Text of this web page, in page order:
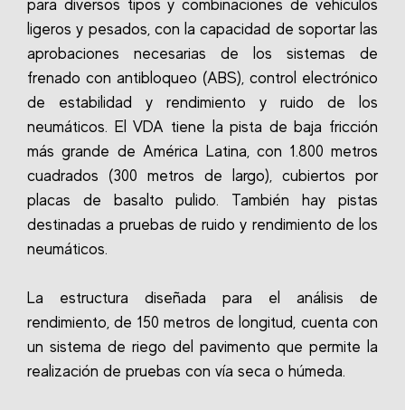
para diversos tipos y combinaciones de vehículos
ligeros y pesados, con la capacidad de soportar las
aprobaciones necesarias de los sistemas de
frenado con antibloqueo (ABS), control electrónico
de estabilidad y rendimiento y ruido de los
neumáticos. El VDA tiene la pista de baja fricción
más grande de América Latina, con 1.800 metros
cuadrados (300 metros de largo), cubiertos por
placas de basalto pulido. También hay pistas
destinadas a pruebas de ruido y rendimiento de los
neumáticos.
La estructura diseñada para el análisis de
rendimiento, de 150 metros de longitud, cuenta con
un sistema de riego del pavimento que permite la
realización de pruebas con vía seca o húmeda.